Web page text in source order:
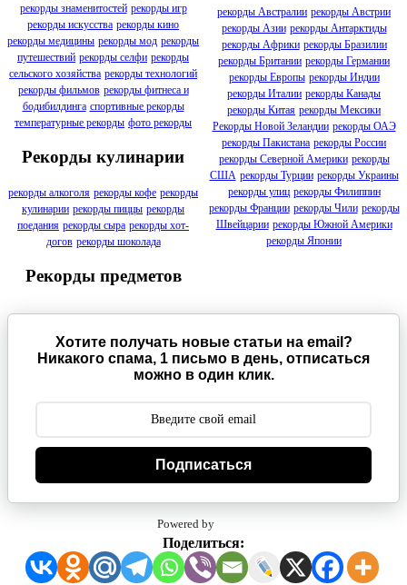
рекорды знаменитостей рекорды игр
рекорды искусства рекорды кино
рекорды медицины рекорды мод рекорды
путешествий рекорды селфи рекорды
сельского хозяйства рекорды технологий
рекорды фильмов рекорды фитнеса и
бодибилдинга спортивные рекорды
температурные рекорды фото рекорды
Рекорды кулинарии
рекорды алкоголя рекорды кофе рекорды
кулинарии рекорды пиццы рекорды
поедания рекорды сыра рекорды хот-
догов рекорды шоколада
Рекорды предметов
рекорды Австралии рекорды Австрии
рекорды Азии рекорды Антарктиды
рекорды Африки рекорды Бразилии
рекорды Британии рекорды Германии
рекорды Европы рекорды Индии
рекорды Италии рекорды Канады
рекорды Китая рекорды Мексики
Рекорды Новой Зеландии рекорды ОАЭ
рекорды Пакистана рекорды России
рекорды Северной Америки рекорды
США рекорды Турции рекорды Украины
рекорды улиц рекорды Филиппин
рекорды Франции рекорды Чили рекорды
Швейцарии рекорды Южной Америки
рекорды Японии
Хотите получать новые статьи на email?
Никакого спама, 1 письмо в день, отписаться
можно в один клик.
Подписаться
Powered by
Поделиться: